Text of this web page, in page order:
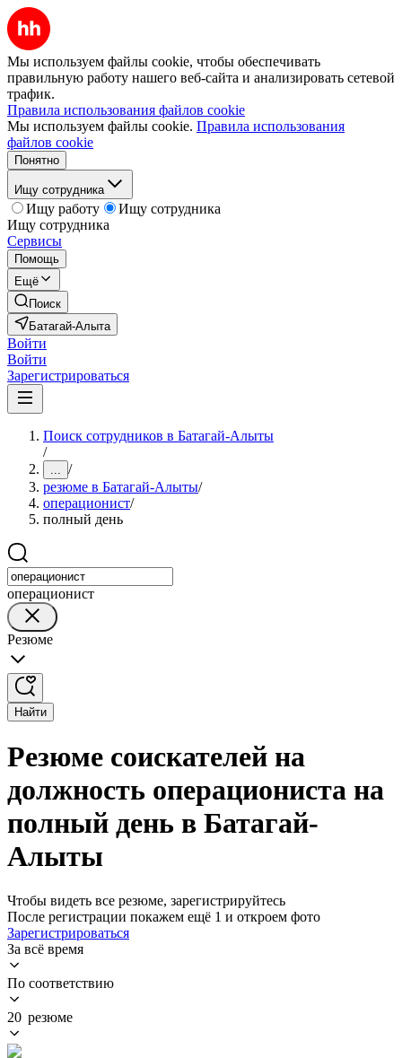
Мы используем файлы cookie, чтобы обеспечивать
правильную работу нашего веб-сайта и анализировать сетевой
трафик.
Правила использования файлов cookie
Мы используем файлы cookie. Правила использования
файлов cookie
Понятно
Ищу сотрудника
Ищу работу
Ищу сотрудника
Ищу сотрудника
Сервисы
Помощь
Ещё
Поиск
Батагай-Алыта
Войти
Войти
Зарегистрироваться
Поиск сотрудников в Батагай-Алыты
/
... /
резюме в Батагай-Алыты/
операционист/
полный день
операционист
Резюме
Найти
Резюме соискателей на
должность операциониста на
полный день в Батагай-
Алыты
Чтобы видеть все резюме, зарегистрируйтесь
После регистрации покажем ещё 1 и откроем фото
Зарегистрироваться
За всё время
По соответствию
20 резюме